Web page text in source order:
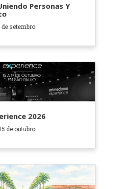
Personas Y
setembro
2026
de outubro